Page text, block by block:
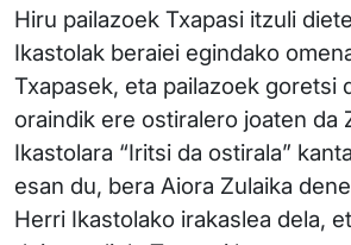
Hiru pailazoek Txapasi itzuli
Ikastolak beraiei egindako
Txapasek, eta pailazoek goretsi
oraindik ere ostiralero joaten da
Ikastolara “Iritsi da ostirala”
esan du, bera Aiora Zulaika
Herri Ikastolako irakaslea dela,